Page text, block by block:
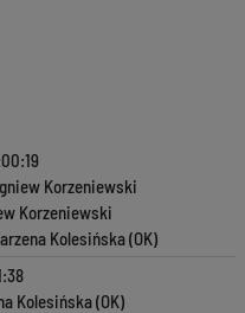
Korzeniewski
Korzeniewski
Kolesińska (OK)
Kolesińska (OK)